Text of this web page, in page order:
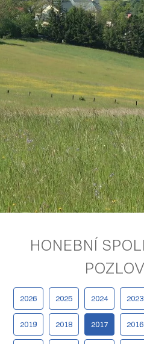
HONEBNÍ
2026 2025 2024 2023
2019 2018 2017 2016